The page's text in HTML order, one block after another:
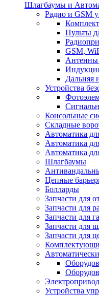
Шлагбаумы и
Радио и GSM
Пульты
GSM,
Дальняя
Устройства
Консольные
Складные
Автоматика
Автоматика
Автоматика
Шлагбаумы
Цепные
Болларды
Запчасти для
Запчасти для
Запчасти для
Запчасти для
Запчасти для
Устройства